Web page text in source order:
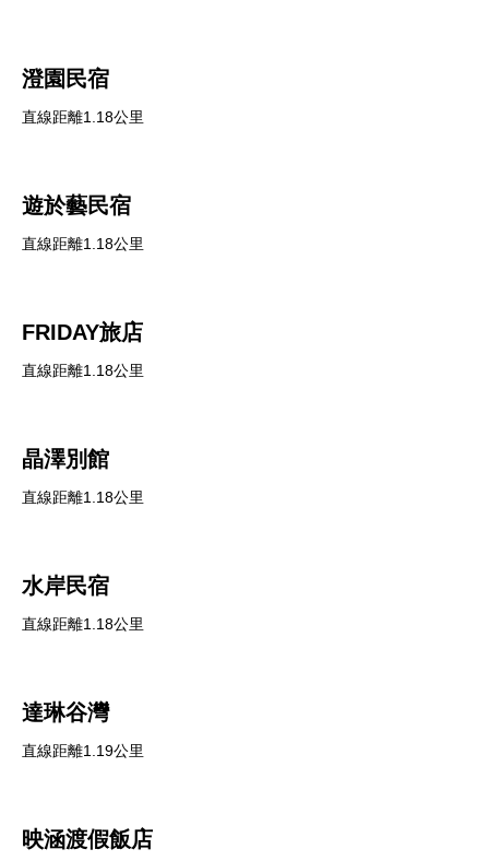
澄園民宿
直線距離1.18公里
遊於藝民宿
直線距離1.18公里
FRIDAY旅店
直線距離1.18公里
晶澤別館
直線距離1.18公里
水岸民宿
直線距離1.18公里
達琳谷灣
直線距離1.19公里
映涵渡假飯店